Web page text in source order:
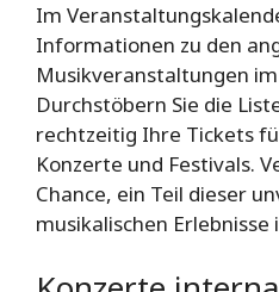
Im
Informationen zu den
Musikveranstaltungen
Durchstöbern Sie die
rechtzeitig Ihre Tickets
Konzerte und Festivals.
Chance, ein Teil dieser
musikalischen Erlebnisse